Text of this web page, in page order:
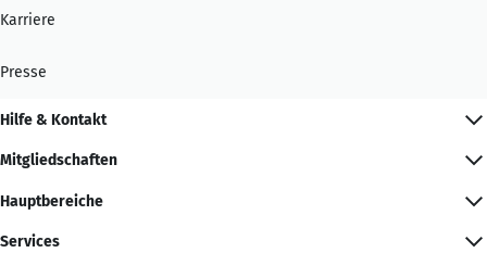
Karriere
Presse
Hilfe & Kontakt
Mitgliedschaften
Hauptbereiche
Services